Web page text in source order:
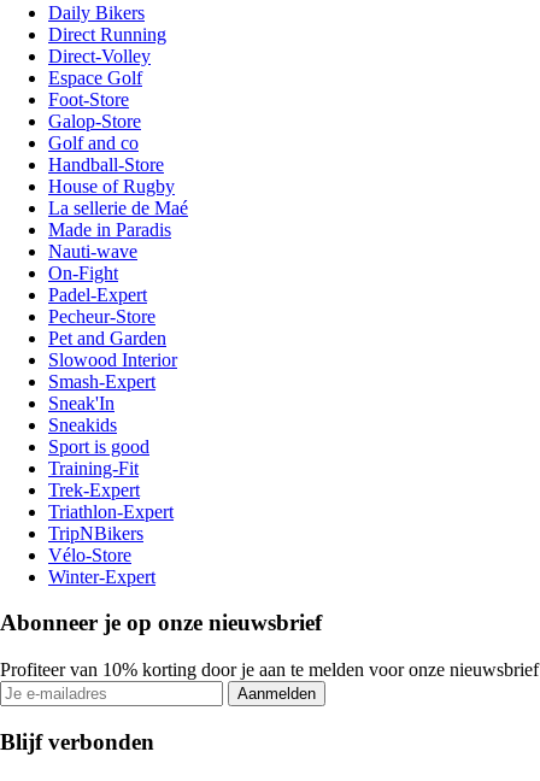
Daily Bikers
Direct Running
Direct-Volley
Espace Golf
Foot-Store
Galop-Store
Golf and co
Handball-Store
House of Rugby
La sellerie de Maé
Made in Paradis
Nauti-wave
On-Fight
Padel-Expert
Pecheur-Store
Pet and Garden
Slowood Interior
Smash-Expert
Sneak'In
Sneakids
Sport is good
Training-Fit
Trek-Expert
Triathlon-Expert
TripNBikers
Vélo-Store
Winter-Expert
Abonneer je op onze nieuwsbrief
Profiteer van 10% korting door je aan te melden voor onze nieuwsbrief
Aanmelden
Blijf verbonden